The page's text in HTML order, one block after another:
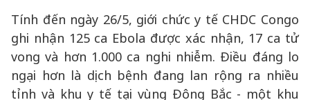
Tính đến ngày 26/5, giới chức y tế CHDC Congo
ghi nhận 125 ca Ebola được xác nhận, 17 ca tử
vong và hơn 1.000 ca nghi nhiễm. Điều đáng lo
ngại hơn là dịch bệnh đang lan rộng ra nhiều
tỉnh và khu y tế tại vùng Đông Bắc - một khu